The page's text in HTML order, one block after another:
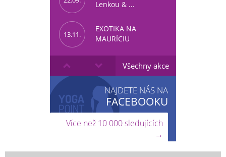
Lenkou & ...
13.11.
EXOTIKA NA
MAURÍCIU
Všechny akce
NAJDETE NÁS NA
FACEBOOKU
Více než 10 000 sledujících
→